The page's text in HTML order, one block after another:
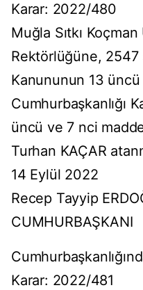
Karar: 2022/480
Muğla Sıtkı
Rektörlüğüne, 2547
Kanununun 13 üncü
Cumhurbaşkanlığı
üncü ve 7 nci
Turhan KAÇAR
14 Eylül 2022
Recep Tayyip
CUMHURBAŞKANI
Karar: 2022/481